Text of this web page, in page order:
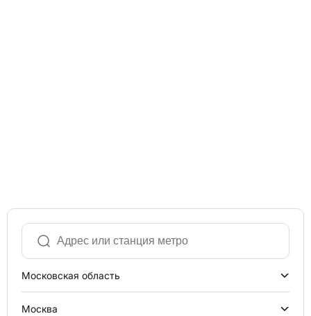
Московская область
Москва